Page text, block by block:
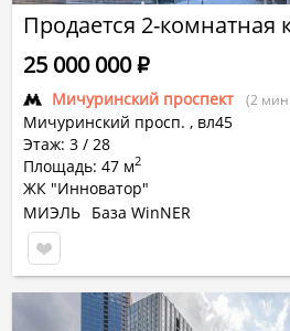
Продается 2-комнатная
Мичуринский проспект (2
Мичуринский просп. , вл45
Этаж: 3 / 28
Площадь: 47 м2
ЖК "Инноватор"
25 000 000Р
МИЭЛЬ База WinNER